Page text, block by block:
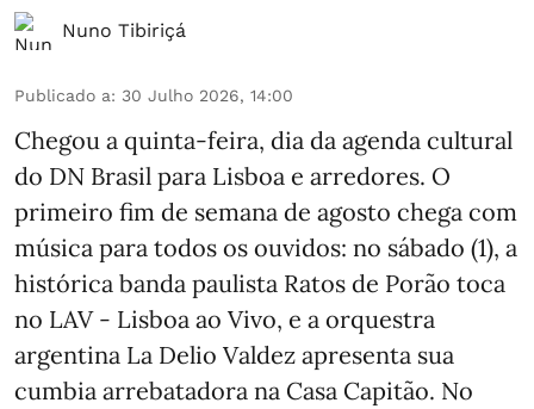
Nuno Tibiriçá
Publicado a: 30 Julho 2026, 14:00
Chegou a quinta-feira, dia da agenda cultural
do DN Brasil para Lisboa e arredores. O
primeiro fim de semana de agosto chega com
música para todos os ouvidos: no sábado (1), a
histórica banda paulista Ratos de Porão toca
no LAV - Lisboa ao Vivo, e a orquestra
argentina La Delio Valdez apresenta sua
cumbia arrebatadora na Casa Capitão. No